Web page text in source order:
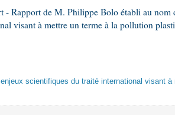
publics
d'accès
droit
- Rapport de M. Philippe Bolo établi au
visant à mettre un terme à la pollution
scientifiques du traité international visant